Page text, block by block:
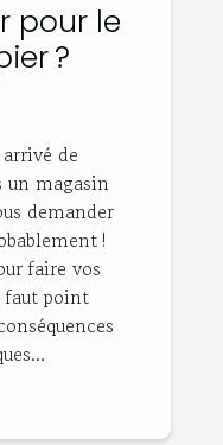
pour le
?
de
un magasin
demander
!
faire vos
faut point